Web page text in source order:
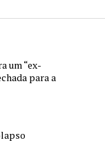
um “ex-
para a